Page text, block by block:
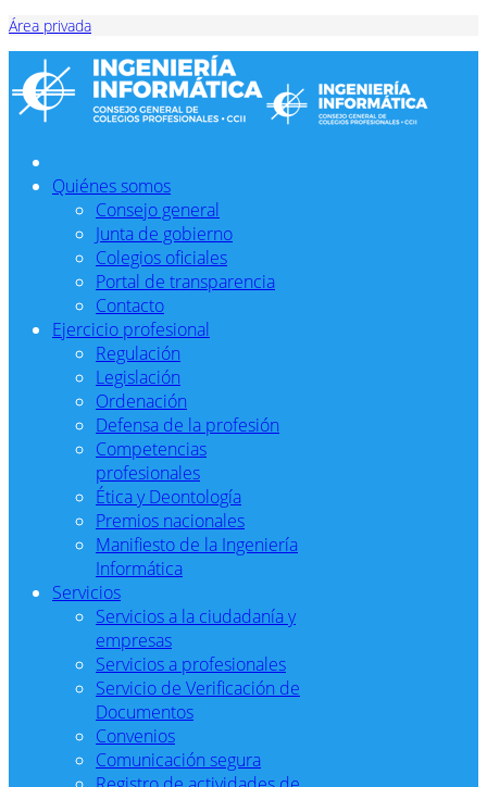
Área privada
Quiénes somos
Consejo general
Junta de gobierno
Colegios oficiales
Portal de transparencia
Contacto
Ejercicio profesional
Regulación
Legislación
Ordenación
Defensa de la profesión
Competencias
profesionales
Ética y Deontología
Premios nacionales
Manifiesto de la Ingeniería
Informática
Servicios
Servicios a la ciudadanía y
empresas
Servicios a profesionales
Servicio de Verificación de
Documentos
Convenios
Comunicación segura